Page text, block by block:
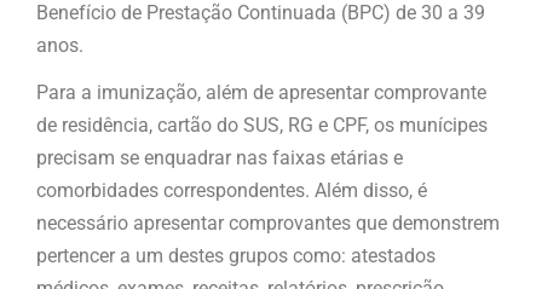
Benefício de Prestação Continuada (BPC) de 30 a 39
anos.
Para a imunização, além de apresentar comprovante
de residência, cartão do SUS, RG e CPF, os munícipes
precisam se enquadrar nas faixas etárias e
comorbidades correspondentes. Além disso, é
necessário apresentar comprovantes que demonstrem
pertencer a um destes grupos como: atestados